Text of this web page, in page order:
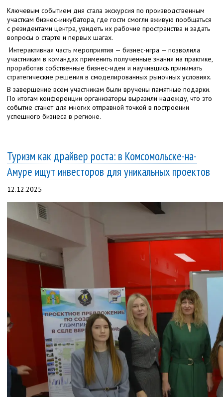
Ключевым событием дня стала экскурсия по производственным
участкам бизнес-инкубатора, где гости смогли вживую пообщаться
с резидентами центра, увидеть их рабочие пространства и задать
вопросы о старте и первых шагах.
Интерактивная часть мероприятия — бизнес-игра — позволила
участникам в командах применить полученные знания на практике,
проработав собственные бизнес-идеи и научившись принимать
стратегические решения в смоделированных рыночных условиях.
В завершение всем участникам были вручены памятные подарки.
По итогам конференции организаторы выразили надежду, что это
событие станет для многих отправной точкой в построении
успешного бизнеса в регионе.
Туризм как драйвер роста: в Комсомольске-на-
Амуре ищут инвесторов для уникальных проектов
12.12.2025